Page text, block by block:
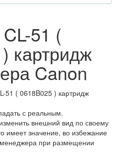
51 (
картридж
Canon
с реальным.
внешний вид по своему
имеет значение, во избежание
при размещении